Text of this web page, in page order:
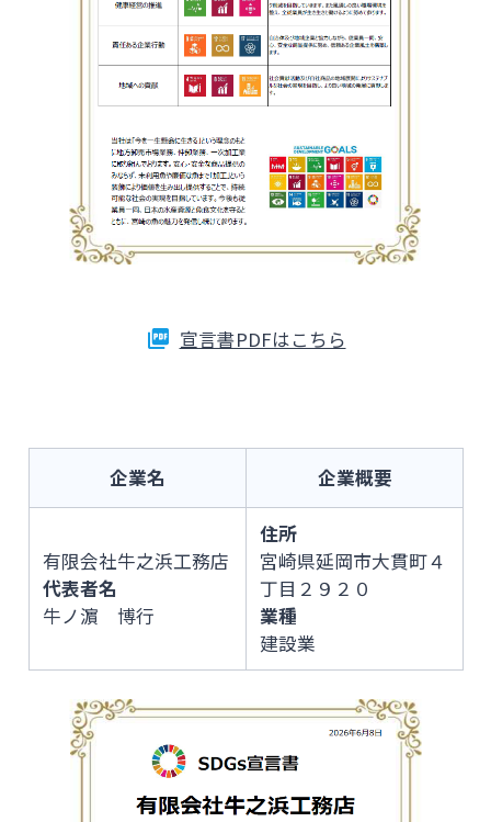
宣言書PDFはこちら
企業名 企業概要
有限会社牛之浜工務店
代表者名
牛ノ濵 博行
住所
宮崎県延岡市大貫町４
丁目２９２０
業種
建設業